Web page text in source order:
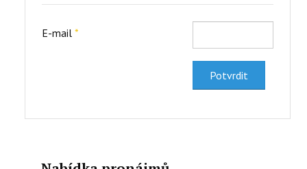
E-mail *
Potvrdit